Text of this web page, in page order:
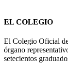
EL COLEGIO
El Colegio Oficial
órgano
setecientos